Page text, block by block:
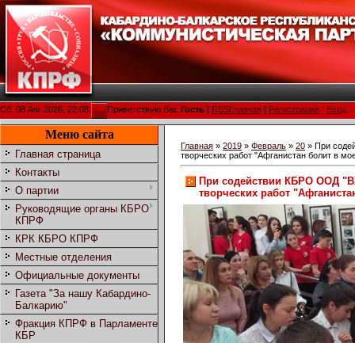
Сб, 08 Авг 2026, 22:08 Приветствую Вас Гость RSSГлавная Регистрация Вход
Меню сайта
Главная страница
Контакты
О партии
Руководящие органы КБРО
КПРФ
КРК КБРО КПРФ
Местные отделения
Официальные документы
Газета "За нашу Кабардино-
Балкарию"
Фракция КПРФ в Парламенте
КБР
Главная » 2019 » Февраль » 20 » При
творческих работ "Афганистан болит в
При содействии КБРО ООД
творческих работ